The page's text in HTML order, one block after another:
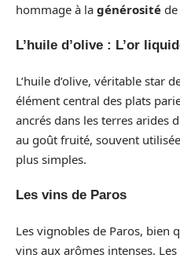
hommage à la générosité
L’huile d’olive : L’or
L’huile d’olive, véritable star
élément central des plats
ancrés dans les terres arides
au goût fruité, souvent
plus simples.
Les vins de Paros
Les vignobles de Paros, bien
vins aux arômes intenses.